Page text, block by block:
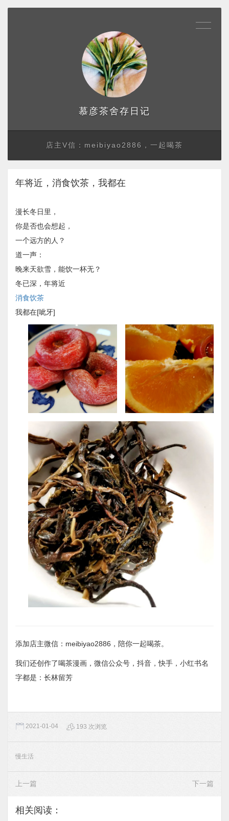
慕彦茶舍存日记
店主V信：meibiyao2886，一起喝茶
年将近，消食饮茶，我都在
漫长冬日里，
你是否也会想起，
一个远方的人？
道一声：
晚来天欲雪，能饮一杯无？
冬已深，年将近
消食饮茶
我都在[呲牙]
添加店主微信：meibiyao2886，陪你一起喝茶。
我们还创作了喝茶漫画，微信公众号，抖音，快手，小红书名
字都是：长林留芳
2021-01-04 193 次浏览
慢生活
上一篇 下一篇
相关阅读：